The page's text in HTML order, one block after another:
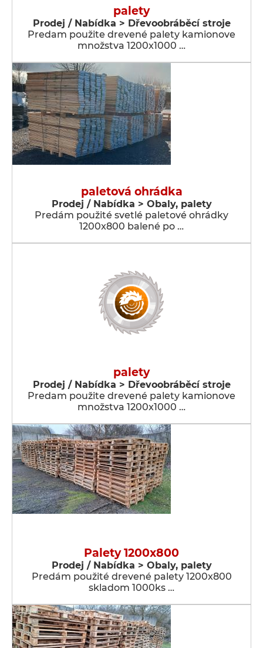
palety
Prodej / Nabídka > Dřevoobráběcí stroje
Predam použite drevené palety kamionove
množstva 1200x1000 …
paletová ohrádka
Prodej / Nabídka > Obaly, palety
Predám použité svetlé paletové ohrádky
1200x800 balené po …
palety
Prodej / Nabídka > Dřevoobráběcí stroje
Predam použite drevené palety kamionove
množstva 1200x1000 …
Palety 1200x800
Prodej / Nabídka > Obaly, palety
Predám použité drevené palety 1200x800
skladom 1000ks …